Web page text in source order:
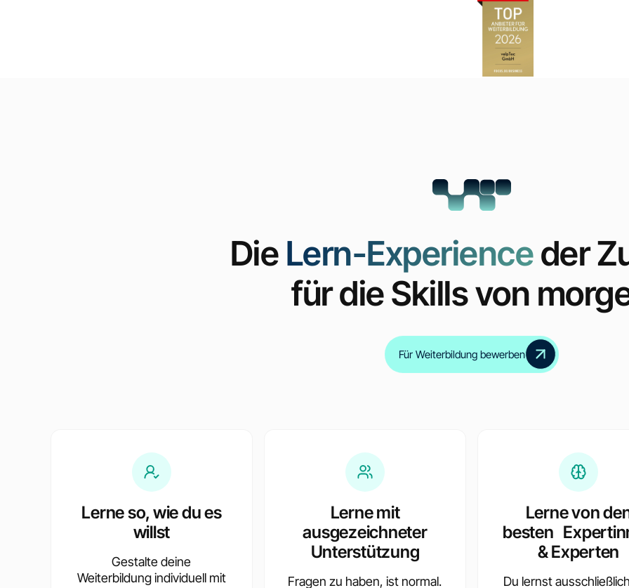
Die Lern-Experienceder
für die Skills von
Für Weiterbildung bewerben
Lerne so, wie du es
willst
Gestalte deine
Weiterbildung individuell mit
Lerne mit
ausgezeichneter
Unterstützung
Fragen zu haben, ist normal.
Lerne von
besten
& Experten
Du lernst